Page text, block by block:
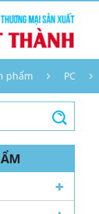
phẩm PC